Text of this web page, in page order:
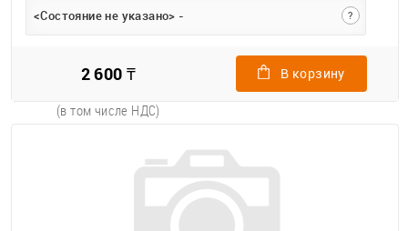
<Состояние не указано> -
?
2 600 ₸
(в том числе НДС)
В корзину